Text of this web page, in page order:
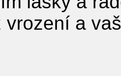
vrození a